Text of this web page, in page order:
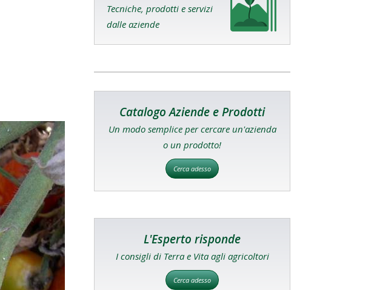
Tecniche, prodotti e servizi
dalle aziende
Catalogo Aziende e Prodotti
Un modo semplice per cercare un'azienda
o un prodotto!
Cerca adesso
L'Esperto risponde
I consigli di Terra e Vita agli agricoltori
Cerca adesso